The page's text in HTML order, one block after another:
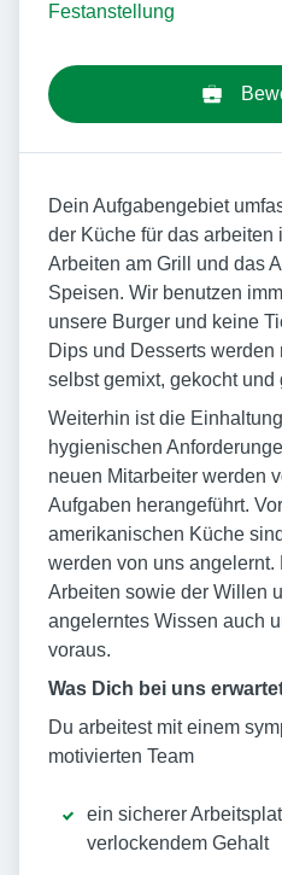
Festanstellung
Dein Aufgabengebiet
der Küche für das arbeiten
Arbeiten am Grill und das
Speisen. Wir benutzen
unsere Burger und keine
Dips und Desserts
selbst gemixt, gekocht und
Weiterhin ist die
hygienischen
neuen Mitarbeiter werden
Aufgaben herangeführt.
amerikanischen Küche
werden von uns
Arbeiten sowie der Willen
angelerntes Wissen auch
voraus.
Was Dich bei uns
Du arbeitest mit einem
motivierten Team
ein sicherer
verlockendem Gehalt